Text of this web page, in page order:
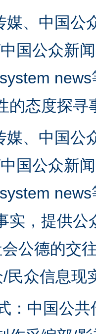
媒、中国公
国公众新
的态度探寻
媒、中国公
国公众新
实，提供
公德的交
民众信息现
：中国公共